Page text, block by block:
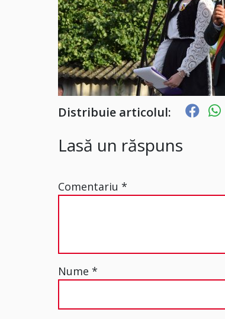
Distribuie articolul:
Lasă un răspuns
Comentariu*
Nume*